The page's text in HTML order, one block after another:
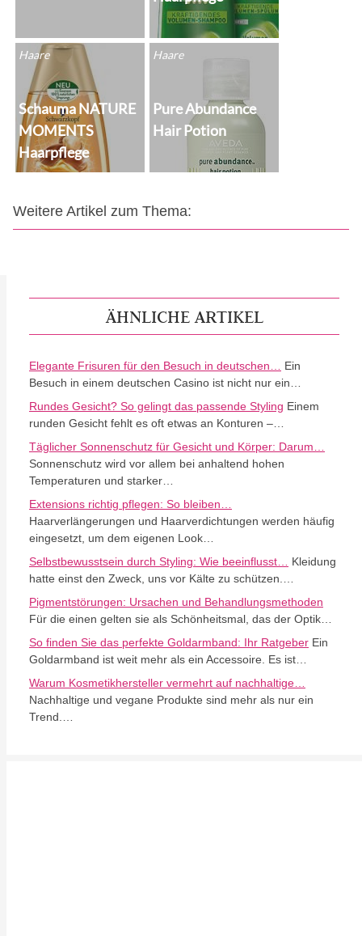
Haare
Schauma NATURE
MOMENTS
Haarpflege
Haare
Pure Abundance
Hair Potion
Weitere Artikel zum Thema:
ÄHNLICHE ARTIKEL
Elegante Frisuren für den Besuch in deutschen…
Ein
Besuch in einem deutschen Casino ist nicht nur ein…
Rundes Gesicht? So gelingt das passende Styling Einem
runden Gesicht fehlt es oft etwas an Konturen –…
Täglicher Sonnenschutz für Gesicht und Körper: Darum…
Sonnenschutz wird vor allem bei anhaltend hohen
Temperaturen und starker…
Extensions richtig pflegen: So bleiben…
Haarverlängerungen und Haarverdichtungen werden häufig
eingesetzt, um dem eigenen Look…
Selbstbewusstsein durch Styling: Wie beeinflusst…
Kleidung
hatte einst den Zweck, uns vor Kälte zu schützen.…
Pigmentstörungen: Ursachen und Behandlungsmethoden
Für die einen gelten sie als Schönheitsmal, das der Optik…
So finden Sie das perfekte Goldarmband: Ihr Ratgeber Ein
Goldarmband ist weit mehr als ein Accessoire. Es ist…
Warum Kosmetikhersteller vermehrt auf nachhaltige…
Nachhaltige und vegane Produkte sind mehr als nur ein
Trend.…